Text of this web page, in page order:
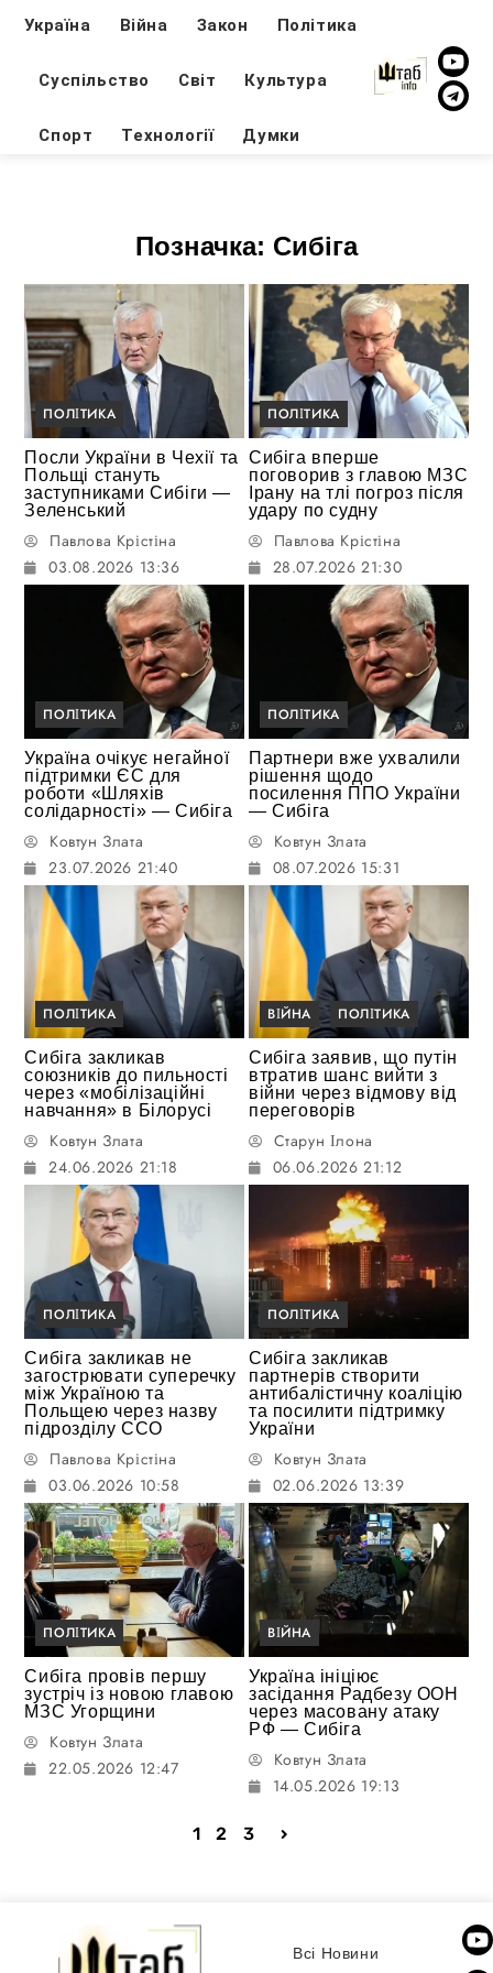
Україна Війна Закон Політика
Суспільство Світ Культура
Спорт Технології Думки
Позначка: Сибіга
ПОЛІТИКА
Посли України в Чехії та
Польщі стануть
заступниками Сибіги —
Зеленський
Павлова Крістіна
03.08.2026 13:36
ПОЛІТИКА
Сибіга вперше
поговорив з главою МЗС
Ірану на тлі погроз після
удару по судну
Павлова Крістіна
28.07.2026 21:30
ПОЛІТИКА
Україна очікує негайної
підтримки ЄС для
роботи «Шляхів
солідарності» — Сибіга
Ковтун Злата
23.07.2026 21:40
ПОЛІТИКА
Партнери вже ухвалили
рішення щодо
посилення ППО України
— Сибіга
Ковтун Злата
08.07.2026 15:31
ПОЛІТИКА
Сибіга закликав
союзників до пильності
через «мобілізаційні
навчання» в Білорусі
Ковтун Злата
24.06.2026 21:18
ВІЙНА ПОЛІТИКА
Сибіга заявив, що путін
втратив шанс вийти з
війни через відмову від
переговорів
Старун Ілона
06.06.2026 21:12
ПОЛІТИКА
Сибіга закликав не
загострювати суперечку
між Україною та
Польщею через назву
підрозділу ССО
Павлова Крістіна
03.06.2026 10:58
ПОЛІТИКА
Сибіга закликав
партнерів створити
антибалістичну коаліцію
та посилити підтримку
України
Ковтун Злата
02.06.2026 13:39
ПОЛІТИКА
Сибіга провів першу
зустріч із новою главою
МЗС Угорщини
Ковтун Злата
22.05.2026 12:47
ВІЙНА
Україна ініціює
засідання Радбезу ООН
через масовану атаку
РФ — Сибіга
Ковтун Злата
14.05.2026 19:13
1 2 3
Всі Новини